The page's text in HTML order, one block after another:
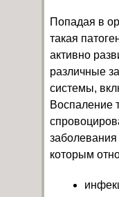
Попадая в
такая
активно
различные
системы,
Воспаление
которым